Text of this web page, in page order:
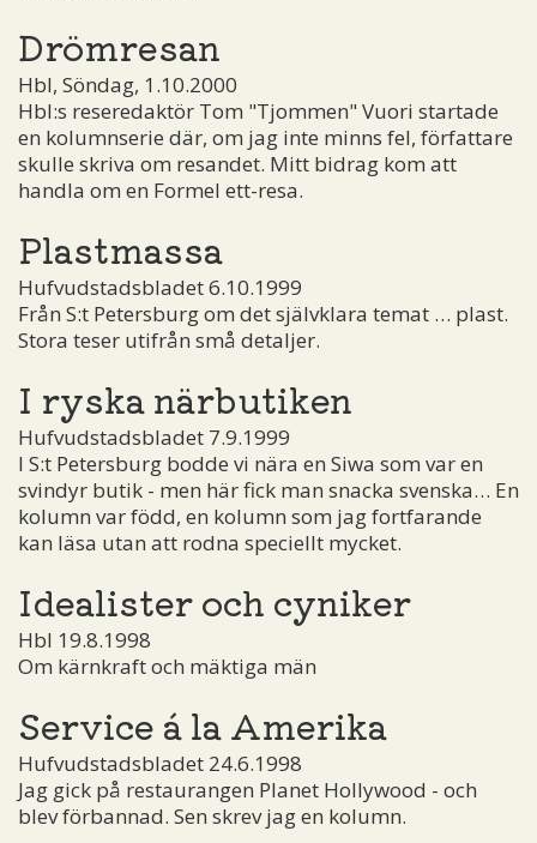
Drömresan
Hbl, Söndag, 1.10.2000
Hbl:s reseredaktör Tom "Tjommen" Vuori startade
en kolumnserie där, om jag inte minns fel, författare
skulle skriva om resandet. Mitt bidrag kom att
handla om en Formel ett-resa.
Plastmassa
Hufvudstadsbladet 6.10.1999
Från S:t Petersburg om det självklara temat … plast.
Stora teser utifrån små detaljer.
I ryska närbutiken
Hufvudstadsbladet 7.9.1999
I S:t Petersburg bodde vi nära en Siwa som var en
svindyr butik - men här fick man snacka svenska… En
kolumn var född, en kolumn som jag fortfarande
kan läsa utan att rodna speciellt mycket.
Idealister och cyniker
Hbl 19.8.1998
Om kärnkraft och mäktiga män
Service á la Amerika
Hufvudstadsbladet 24.6.1998
Jag gick på restaurangen Planet Hollywood - och
blev förbannad. Sen skrev jag en kolumn.